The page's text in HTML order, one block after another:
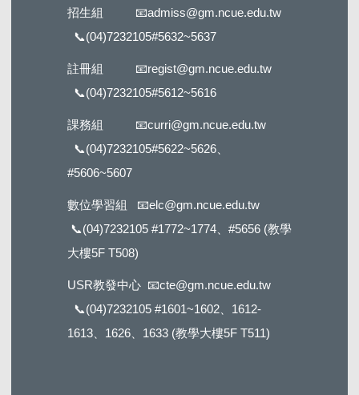
招生組 📧admiss@gm.ncue.edu.tw
📞(04)7232105#5632~5637
註冊組 📧regist@gm.ncue.edu.tw
📞(04)7232105#5612~5616
課務組 📧curri@gm.ncue.edu.tw
📞(04)7232105#5622~5626、
#5606~5607
數位學習組 📧elc@gm.ncue.edu.tw
📞(04)7232105 #1772~1774、#5656 (教學
大樓5F T508)
USR教發中心 📧cte@gm.ncue.edu.tw
📞(04)7232105 #1601~1602、1612-
1613、1626、1633 (教學大樓5F T511)